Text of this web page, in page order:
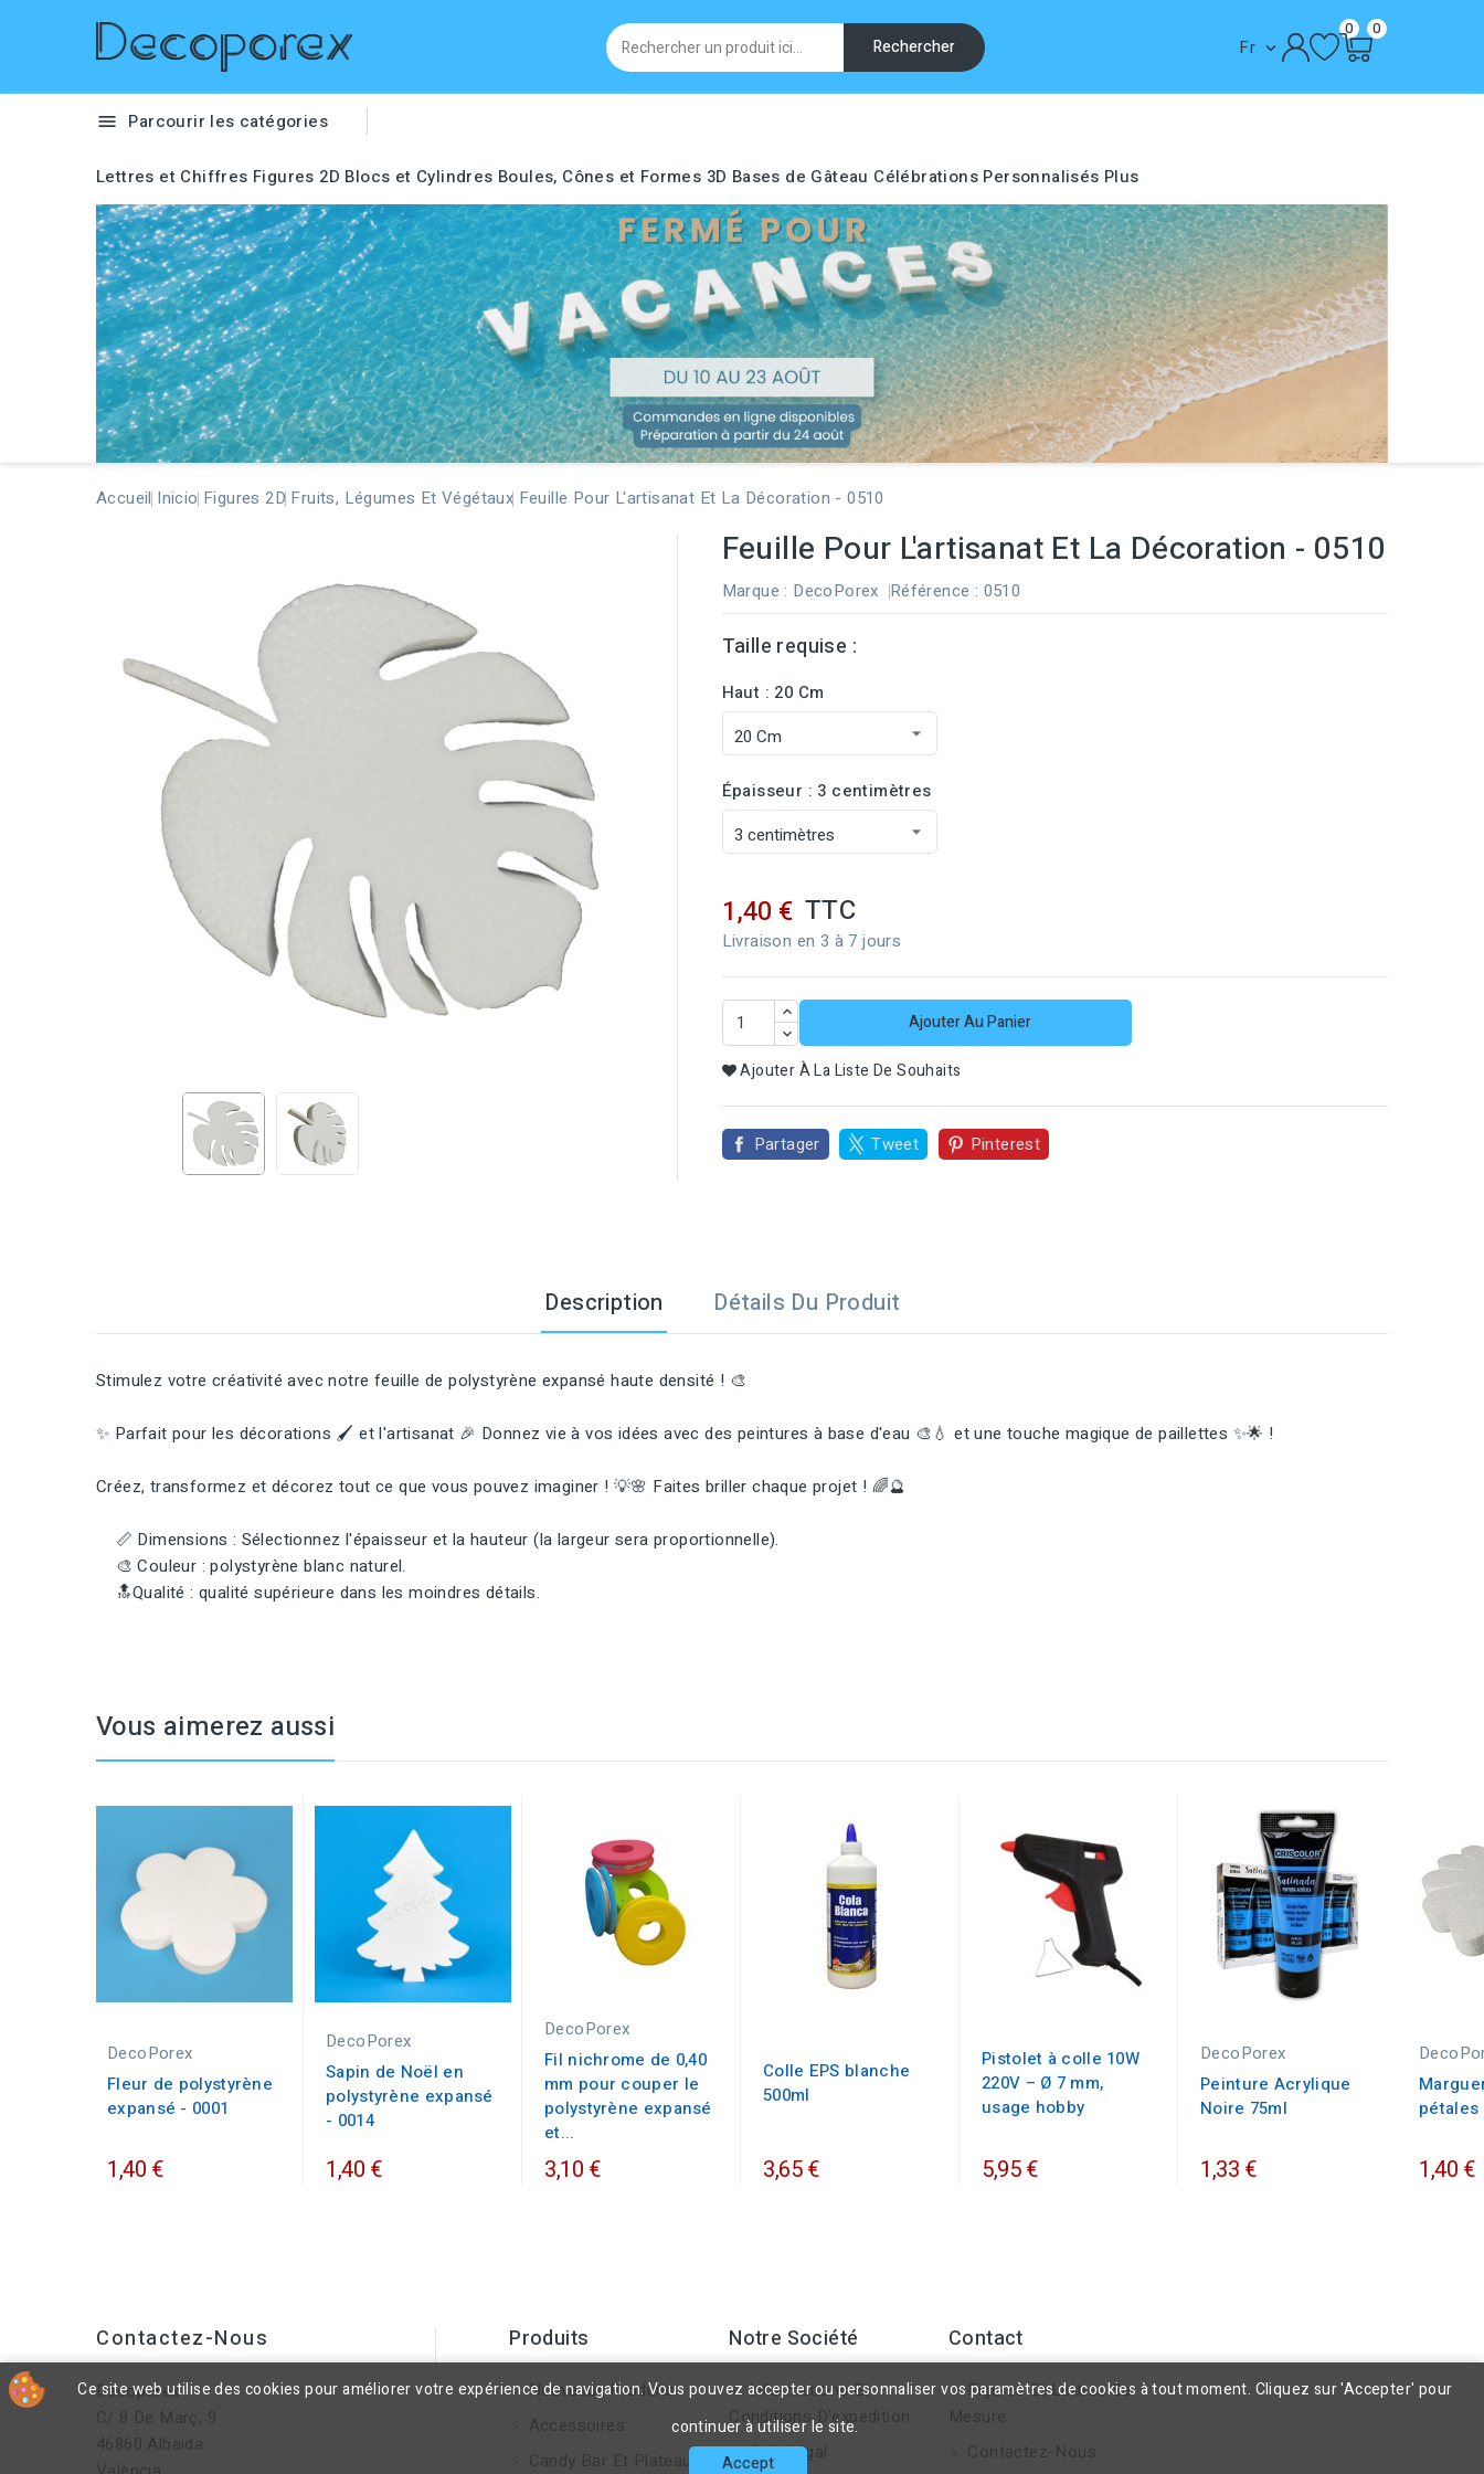
Rechercher Fr 
0 0
 Parcourir les catégories
Lettres et Chiffres Figures 2D Blocs et Cylindres Boules, Cônes et Formes 3D Bases de Gâteau Célébrations Personnalisés Plus
Accueil Inicio Figures 2D Fruits, Légumes Et Végétaux Feuille Pour L'artisanat Et La Décoration - 0510
Feuille Pour L'artisanat Et La Décoration - 0510
Marque : DecoPorex Référence : 0510
Taille requise :
Haut : 20 Cm
Épaisseur : 3 centimètres
1,40 € TTC
Livraison en 3 à 7 jours
Ajouter Au Panier
Ajouter À La Liste De Souhaits
Partager Tweet Pinterest
Description Détails Du Produit
Stimulez votre créativité avec notre feuille de polystyrène expansé haute densité ! 🎨
✨ Parfait pour les décorations 🖌️ et l'artisanat 🎉 Donnez vie à vos idées avec des peintures à base d'eau 🎨💧 et une touche magique de paillettes ✨🌟 !
Créez, transformez et décorez tout ce que vous pouvez imaginer ! 💡🌸 Faites briller chaque projet ! 🌈🔮
📏 Dimensions : Sélectionnez l'épaisseur et la hauteur (la largeur sera proportionnelle).
🎨 Couleur : polystyrène blanc naturel.
🔝Qualité : qualité supérieure dans les moindres détails.
Vous aimerez aussi
DecoPorex
Fleur de polystyrène
expansé - 0001
1,40 €
DecoPorex
Sapin de Noël en
polystyrène expansé
- 0014
1,40 €
DecoPorex
Fil nichrome de 0,40
mm pour couper le
polystyrène expansé
et...
3,10 €
Colle EPS blanche
500ml
3,65 €
Pistolet à colle 10W
220V – Ø 7 mm,
usage hobby
5,95 €
DecoPorex
Peinture Acrylique
Noire 75ml
1,33 €
pétales
1,40 €
Contactez-Nous
Decoporex
C/ 8 De Març, 9
46860 Albaida
Produits
Nouveaux Produits
Accessoires
Candy Bar Et Plateaux
Notre Société
Informations Et
Conditions D'expedition
Avis Légal
Contact
Figures Et Lettres Sur
Mesure
Contactez-Nous
Ce site web utilise des cookies pour améliorer votre expérience de navigation. Vous pouvez accepter ou personnaliser vos paramètres de cookies à tout moment. Cliquez sur 'Accepter' pour
continuer à utiliser le site.
Accept